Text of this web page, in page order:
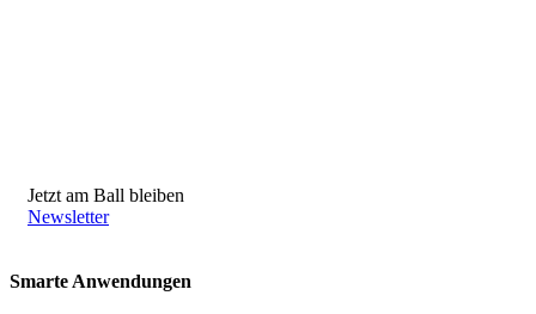
Jetzt am Ball bleiben
Newsletter
Smarte Anwendungen